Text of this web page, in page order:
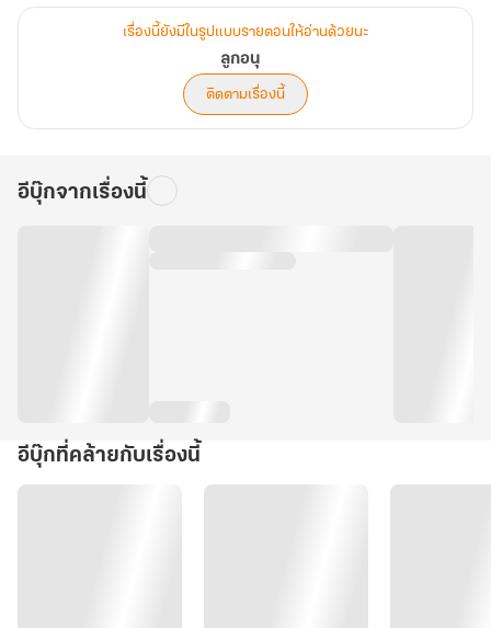
อาเฟย
รี้ดทุกท่านถ้าพร้อมแล้ว เชิญอ่านกันเลยค่ะ
เรื่องนี้ยังมีในรูปแบบรายตอนให้อ่านด้วยนะ
ลูกอนุ
ติดตามเรื่องนี้
อีบุ๊กจากเรื่องนี้
อีบุ๊กที่คล้ายกับเรื่องนี้